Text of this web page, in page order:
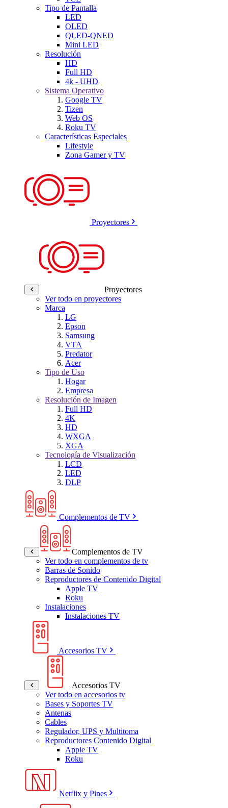
Tipo de Pantalla
LED
OLED
QLED-QNED
Mini LED
Resolución
HD
Full HD
4k - UHD
Sistema Operativo
Google TV
Tizen
Web OS
Roku TV
Características Especiales
Lifestyle
Zona Gamer y TV
Proyectores
Proyectores
Ver todo en proyectores
Marca
LG
Epson
Samsung
VTA
Predator
Acer
Tipo de Uso
Hogar
Empresa
Resolución de Imagen
Full HD
4K
HD
WXGA
XGA
Tecnología de Visualización
LCD
LED
DLP
Complementos de TV
Complementos de TV
Ver todo en complementos de tv
Barras de Sonido
Reproductores de Contenido Digital
Apple TV
Roku
Instalaciones
Instalaciones TV
Accesorios TV
Accesorios TV
Ver todo en accesorios tv
Bases y Soportes TV
Antenas
Cables
Regulador, UPS y Multitoma
Reproductores Contenido Digital
Apple TV
Roku
Netflix y Pines